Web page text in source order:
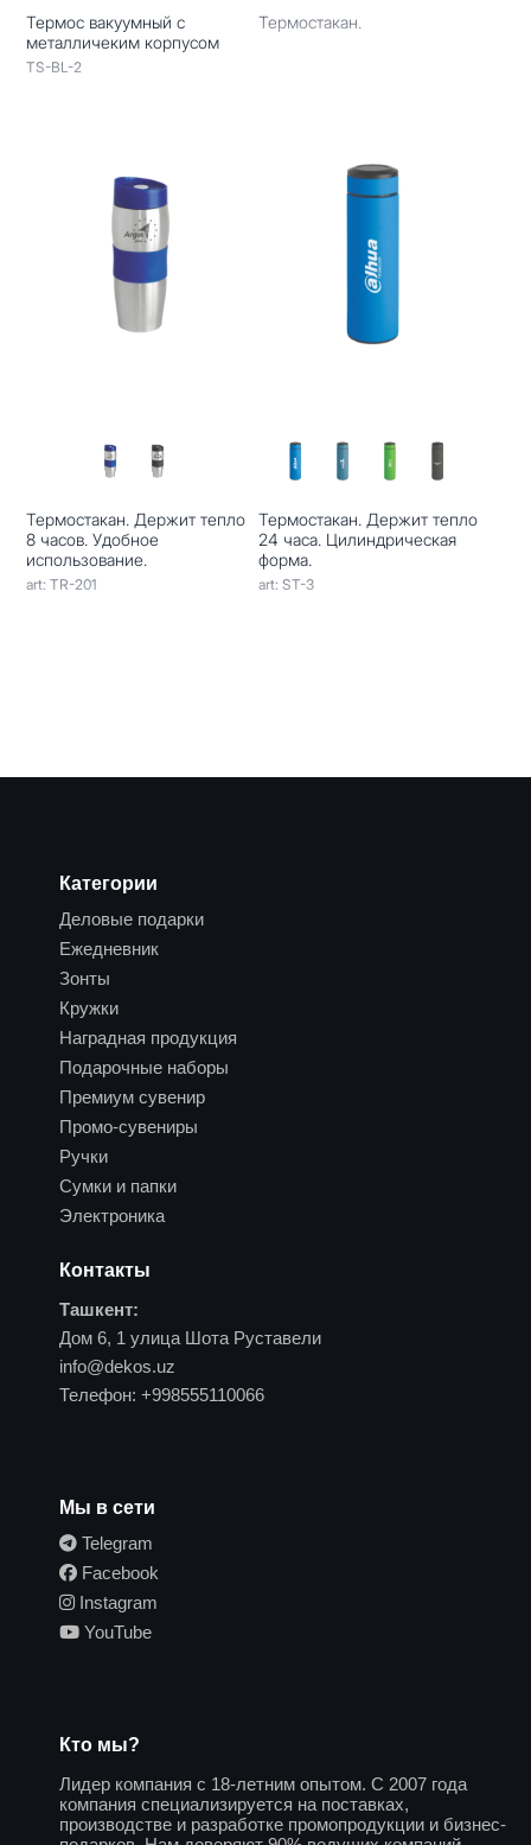
Термос вакуумный с
металличеким корпусом
TS-BL-2
Термостакан.
Термостакан. Держит тепло
8 часов. Удобное
использование.
art: TR-201
Термостакан. Держит тепло
24 часа. Цилиндрическая
форма.
art: ST-3
Категории
Деловые подарки
Ежедневник
Зонты
Кружки
Наградная продукция
Подарочные наборы
Премиум сувенир
Промо-сувениры
Ручки
Сумки и папки
Электроника
Контакты
Ташкент:
Дом 6, 1 улица Шота Руставели
info@dekos.uz
Телефон: +998555110066
Мы в сети
Telegram
Facebook
Instagram
YouTube
Кто мы?
Лидер компания с 18-летним опытом. С 2007 года
компания специализируется на поставках,
производстве и разработке промопродукции и бизнес-